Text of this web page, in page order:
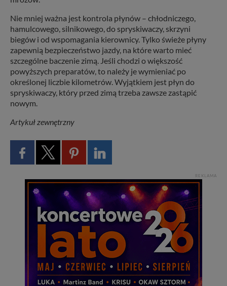
Nie mniej ważna jest kontrola płynów – chłodniczego,
hamulcowego, silnikowego, do spryskiwaczy, skrzyni
biegów i od wspomagania kierownicy. Tylko świeże płyny
zapewnią bezpieczeństwo jazdy, na które warto mieć
szczególne baczenie zimą. Jeśli chodzi o większość
powyższych preparatów, to należy je wymieniać po
określonej liczbie kilometrów. Wyjątkiem jest płyn do
spryskiwaczy, który przed zimą trzeba zawsze zastąpić
nowym.
Artykuł zewnętrzny
REKLAMA
Wiejska 17, 11-500 Giżycko. Możesz z nami
W każdej chwili możesz: zażądać dostępu do swoich
danych, zażądać ich poprawienia lub usunięcia,
zabronić ich przetwarzania. Pamiętaj jednak, że nie
zawsze jest możliwe techniczne zrealizowanie Twoich
praw w odniesieniu do informacji zawartych w plikach
cookies. Twoja przeglądarka umożliwia Ci skasowanie
tych plików - w pewnych przypadkach nie możemy tego
zrobić za Ciebie.
Dziękujemy, i życzmy miłego odkrywania Mazur na